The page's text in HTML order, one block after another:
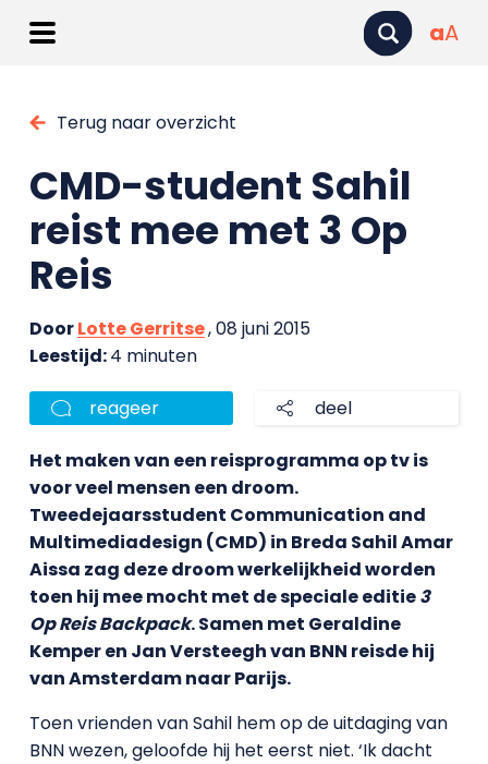
aA
Terug naar overzicht
CMD-student Sahil
reist mee met 3 Op
Reis
DoorLotte Gerritse, 08 juni 2015
Leestijd:4 minuten
reageer deel
Het maken van een reisprogramma op tv is
voor veel mensen een droom.
Tweedejaarsstudent Communication and
Multimediadesign (CMD) in Breda Sahil Amar
Aissa zag deze droom werkelijkheid worden
toen hij mee mocht met de speciale editie3
Op Reis Backpack. Samen met Geraldine
Kemper en Jan Versteegh van BNN reisde hij
van Amsterdam naar Parijs.
Toen vrienden van Sahil hem op de uitdaging van
BNN wezen, geloofde hij het eerst niet. ‘Ik dacht